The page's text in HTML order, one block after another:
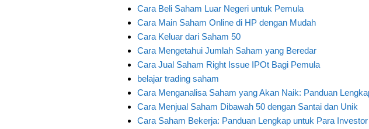
Cara Beli Saham Luar Negeri untuk Pemula
Cara Main Saham Online di HP dengan Mudah
Cara Keluar dari Saham 50
Cara Mengetahui Jumlah Saham yang Beredar
Cara Jual Saham Right Issue IPOt Bagi Pemula
belajar trading saham
Cara Menganalisa Saham yang Akan Naik: Panduan
Cara Menjual Saham Dibawah 50 dengan Santai dan Unik
Cara Saham Bekerja: Panduan Lengkap untuk Para Investor